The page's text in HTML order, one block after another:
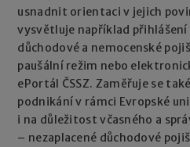
usnadnit orientaci v jejich
vysvětluje například
důchodové a nemocenské
paušální režim nebo
ePortál ČSSZ. Zaměřuje se
podnikání v rámci Evropské
i na důležitost včasného a
– nezaplacené důchodové